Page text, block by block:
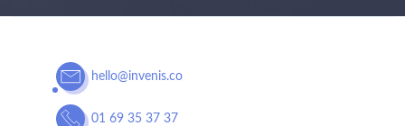
hello@invenis.co
01 69 35 37 37